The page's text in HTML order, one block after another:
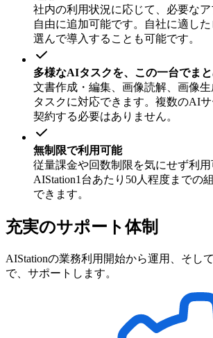
社内の利用状況に応じて、 必要な
自由に追加可能です。 自社に適した
選んで導入する ことも可能です。
多様なAIタスクを、 この一台でま
文書作成・編集、 画像読解、 画像生
タスクに対応できます。 複数のAI
契約する必要はありません。
無制限で利用可能
従量課金や回数制限を気にせず利用
AIStation1台あたり50人程度までの
できます。
充実のサポート体制
AIStationの業務利用開始から運用、そし
で、サポートします。